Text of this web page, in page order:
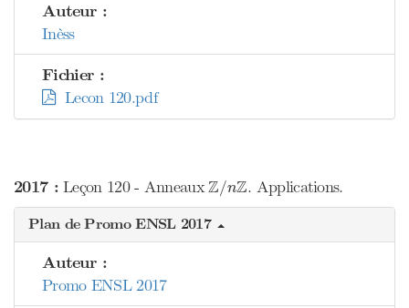
Auteur :
Inèss
Fichier :
Lecon 120.pdf
2017 :Leçon 120 - AnneauxZ/nZ
Z /nZ. Applications.
Plan de Promo ENSL 2017
Auteur :
Promo ENSL 2017